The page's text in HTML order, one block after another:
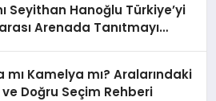
Seyithan Hanoğlu Türkiye’yi
Arenada Tanıtmayı
mı Kamelya mı? Aralarındaki
Doğru Seçim Rehberi